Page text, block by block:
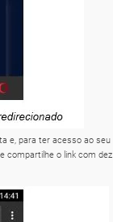
e, para ter acesso ao seu
compartilhe o link com dez